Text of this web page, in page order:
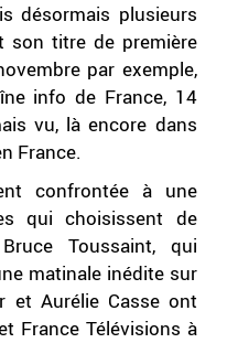
désormais plusieurs
son titre de première
par exemple,
info de France, 14
vu, là encore dans
France.
confrontée à une
qui choisissent de
Toussaint, qui
matinale inédite sur
et Aurélie Casse ont
France Télévisions à